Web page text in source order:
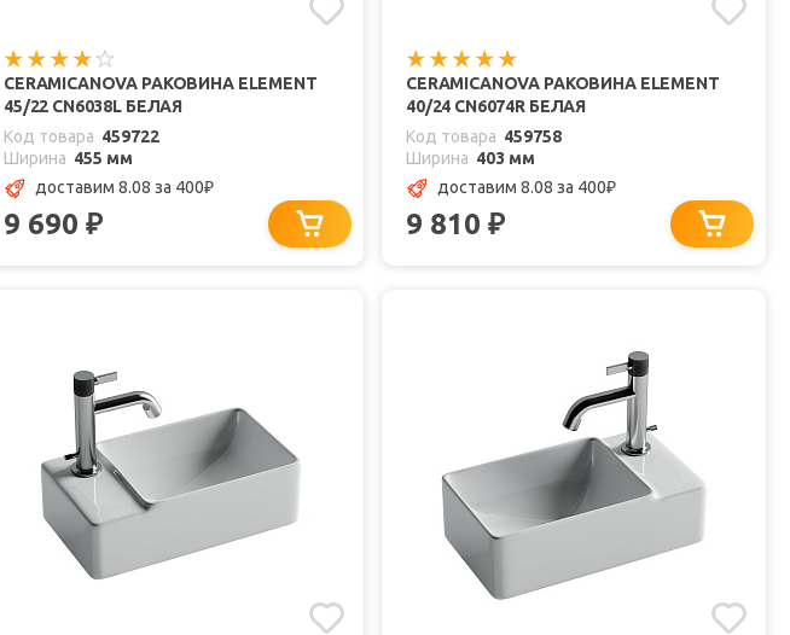
CERAMICANOVA РАКОВИНА ELEMENT
45/22 CN6038L БЕЛАЯ
Код товара 459722
Ширина 455 мм
доставим 8.08 за 400₽
9 690 ₽
CERAMICANOVA РАКОВИНА ELEMENT
40/24 CN6074R БЕЛАЯ
Код товара 459758
Ширина 403 мм
доставим 8.08 за 400₽
9 810 ₽